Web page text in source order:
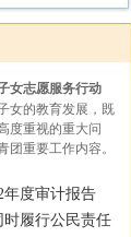
彭高峰 张群
女志愿服务行动
的教育发展，既
度重视的重大问
团重要工作内容。
年度审计报告
履行公民责任